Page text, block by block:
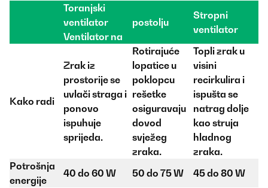
Toranjski
ventilator
Ventilator na
postolju
Stropni
ventilator
Kako radi
Zrak iz
prostorije se
uvlači straga i
ponovo
ispuhuje
sprijeda.
Rotirajuće
lopatice u
poklopcu
rešetke
osiguravaju
dovod
svježeg
zraka.
Topli zrak u
visini
recirkulira i
ispušta se
natrag dolje
kao struja
hladnog
zraka.
Potrošnja
energije
40 do 60 W 50 do 75 W 45 do 80 W